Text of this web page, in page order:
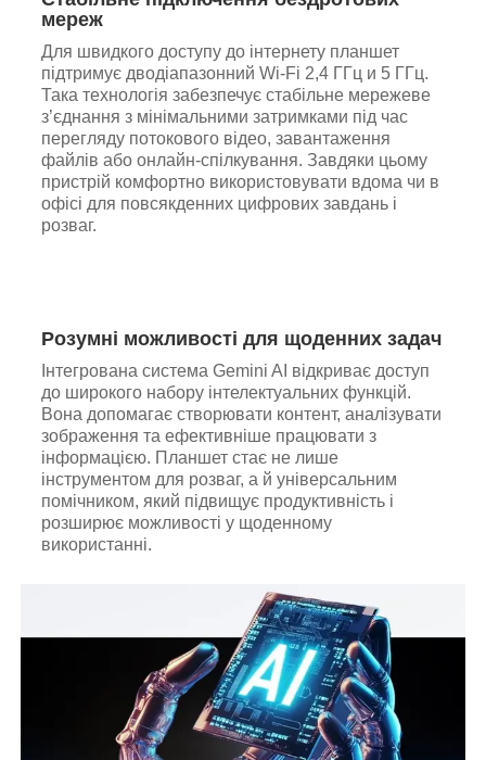
мереж
Для швидкого доступу до інтернету планшет
підтримує дводіапазонний Wi-Fi 2,4 ГГц и 5 ГГц.
Така технологія забезпечує стабільне мережеве
з’єднання з мінімальними затримками під час
перегляду потокового відео, завантаження
файлів або онлайн-спілкування. Завдяки цьому
пристрій комфортно використовувати вдома чи в
офісі для повсякденних цифрових завдань і
розваг.
Розумні можливості для щоденних задач
Інтегрована система Gemini AI відкриває доступ
до широкого набору інтелектуальних функцій.
Вона допомагає створювати контент, аналізувати
зображення та ефективніше працювати з
інформацією. Планшет стає не лише
інструментом для розваг, а й універсальним
помічником, який підвищує продуктивність і
розширює можливості у щоденному
використанні.